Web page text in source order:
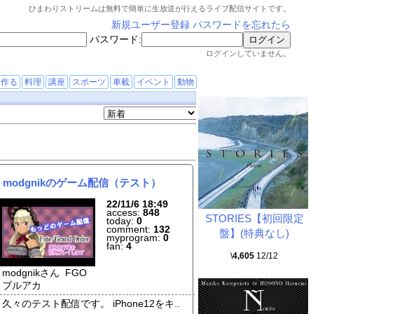
ひまわりストリームは無料で簡単に生放送が行えるライブ配信サイトです。
新規ユーザー登録 パスワードを忘れたら
パスワード:
ログインしていません。
作る 料理 講座 スポーツ 車載 イベント 動物
modgnikのゲーム配信（テスト）
modgnikさん FGO
ブルアカ
22/11/6 18:49
access: 848
today: 0
comment: 132
myprogram: 0
fan: 4
久々のテスト配信です。 iPhone12をキ..
STORIES【初回限定
盤】(特典なし)
\4,605 12/12